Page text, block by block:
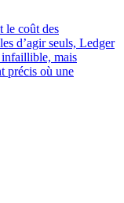
le coût des
d’agir seuls, Ledger
infaillible, mais
précis où une